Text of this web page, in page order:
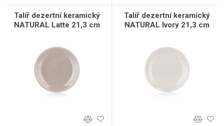
Talíř dezertní keramický
NATURAL Latte 21,3 cm
Talíř dezertní keramický
NATURAL Ivory 21,3 cm